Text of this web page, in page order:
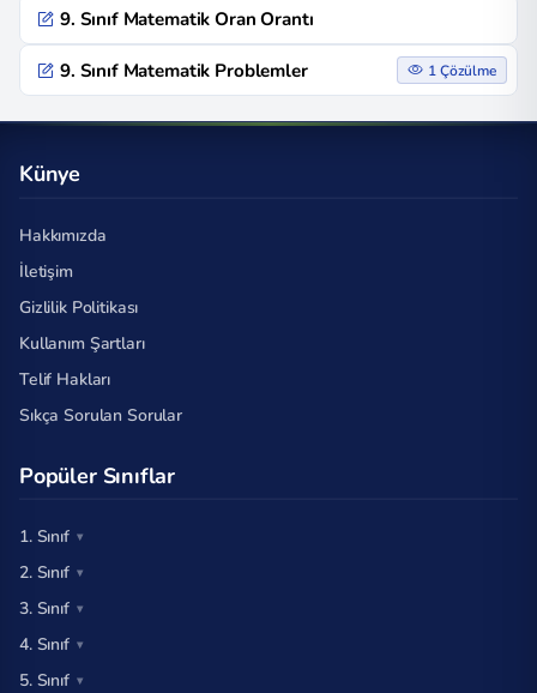
9. Sınıf Matematik Oran Orantı
9. Sınıf Matematik Problemler 1 Çözülme
Künye
Hakkımızda
İletişim
Gizlilik Politikası
Kullanım Şartları
Telif Hakları
Sıkça Sorulan Sorular
Popüler Sınıflar
1. Sınıf
2. Sınıf
3. Sınıf
4. Sınıf
5. Sınıf